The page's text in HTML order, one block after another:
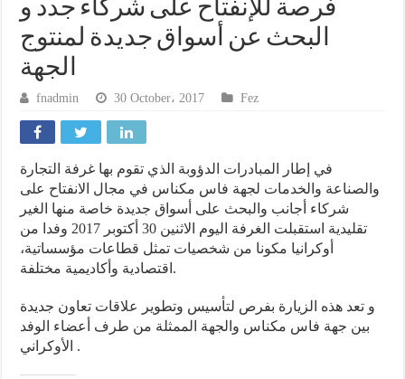
فرصة للإنفتاح على شركاء جدد و
البحث عن أسواق جديدة لمنتوج
الجهة
fnadmin 30 October، 2017 Fez
في إطار المبادرات الدؤوبة الذي تقوم بها غرفة التجارة
والصناعة والخدمات لجهة فاس مكناس في مجال الانفتاح على
شركاء أجانب والبحث على أسواق جديدة خاصة منها الغير
تقليدية استقبلت الغرفة اليوم الاثنين 30 أكتوبر 2017 وفدا من
أوكرانيا مكونا من شخصيات تمثل قطاعات مؤسساتية،
اقتصادية وأكاديمية مختلفة.
و تعد هذه الزيارة بفرص لتأسيس وتطوير علاقات تعاون جديدة
بين جهة فاس مكناس والجهة الممثلة من طرف أعضاء الوفد
الأوكراني .